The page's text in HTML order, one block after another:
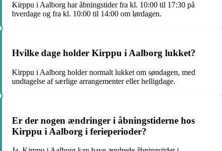
Kirppu i Aalborg har åbningstider fra kl. 10:00 til 17:30 på
hverdage og fra kl. 10:00 til 14:00 om lørdagen.
Hvilke dage holder Kirppu i Aalborg lukket?
Kirppu i Aalborg holder normalt lukket om søndagen, med
undtagelse af særlige arrangementer eller helligdage.
Er der nogen ændringer i åbningstiderne hos
Kirppu i Aalborg i ferieperioder?